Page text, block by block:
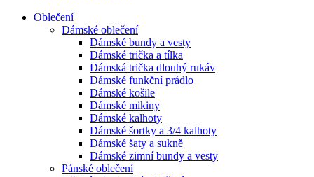
Oblečení
Dámské oblečení
Dámské bundy a vesty
Dámské trička a tílka
Dámská trička dlouhý rukáv
Dámské funkční prádlo
Dámské košile
Dámské mikiny
Dámské kalhoty
Dámské šortky a 3/4 kalhoty
Dámské šaty a sukně
Dámské zimní bundy a vesty
Pánské oblečení